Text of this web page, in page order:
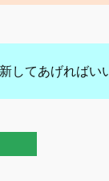
してあげればい